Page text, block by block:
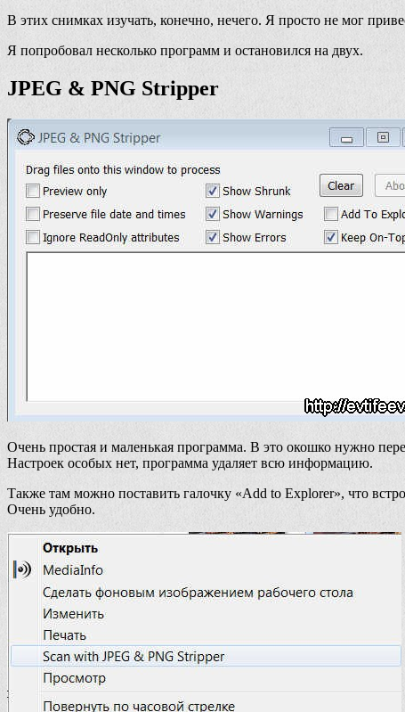
В этих снимках изучать, конечно, нечего. Я просто не мог
Я попробовал несколько программ и остановился на двух.
JPEG & PNG Stripper
Очень простая и маленькая программа. В это окошко нужно
Настроек особых нет, программа удаляет всю информацию.
Также там можно поставить галочку «Add to Explorer», что
Очень удобно.